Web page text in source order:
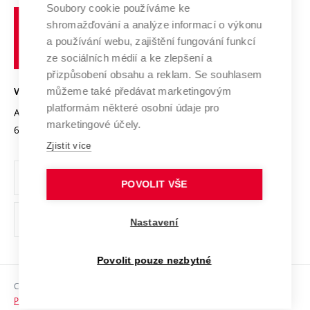
Výzkumné infrastruktury
Transfer znalostí
Open Science
Projekty
Projekty ze strukturálních fondů
Specifický výzkum
Spolupráce se školami
Služby univerzity
Mezinárodní dohody
Univerzitní sítě
Udržitelná univerzita
Podnikavá univerzita / ContriBUTe
Bezpečná univerzita
Vyznamenání
Organizační struktura
Ochrana osobních údajů
odkaz)
Sociální bezpečí
učení
technické
VYSOKÉ UČENÍ TECHNICKÉ V BRNĚ
Antonínská 548/1
602 00 Brno
www.vut.cz
vut@vutbr.cz
Copyright © 2026 VUT
Prohlášení o přístupnosti
Soubory cookie používáme ke
shromažďování a analýze informací o výkonu
a používání webu, zajištění fungování funkcí
ze sociálních médií a ke zlepšení a
přizpůsobení obsahu a reklam. Se souhlasem
můžeme také předávat marketingovým
platformám některé osobní údaje pro
marketingové účely.
Zjistit více
POVOLIT VŠE
Nastavení
Povolit pouze nezbytné